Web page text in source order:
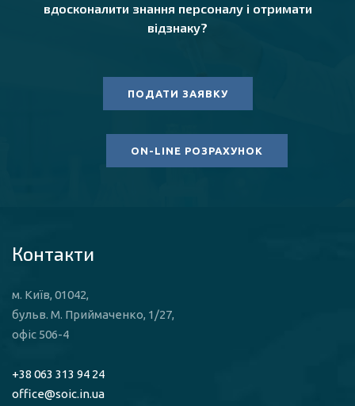
вдосконалити знання персоналу і отримати
відзнаку?
ПОДАТИ ЗАЯВКУ
ON-LINE РОЗРАХУНОК
Контакти
м. Київ, 01042,
бульв. М. Приймаченко, 1/27,
офіс 506-4
+38 063 313 94 24
office@soic.in.ua